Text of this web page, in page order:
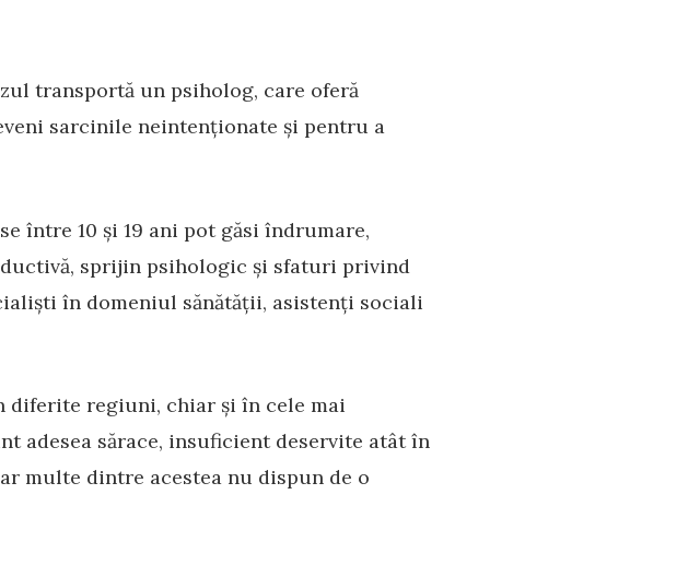
transportă un psiholog, care oferă
sarcinile neintenționate și pentru a
între 10 și 19 ani pot găsi îndrumare,
sprijin psihologic și sfaturi privind
în domeniul sănătății, asistenți sociali
diferite regiuni, chiar și în cele mai
adesea sărace, insuficient deservite atât în
multe dintre acestea nu dispun de o